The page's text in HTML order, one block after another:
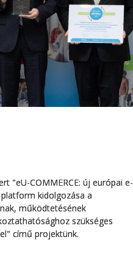
"eU-COMMERCE: új európai e-
kidolgozása a
működtetésének
szükséges
című projektünk.